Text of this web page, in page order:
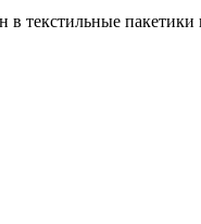
текстильные пакетики